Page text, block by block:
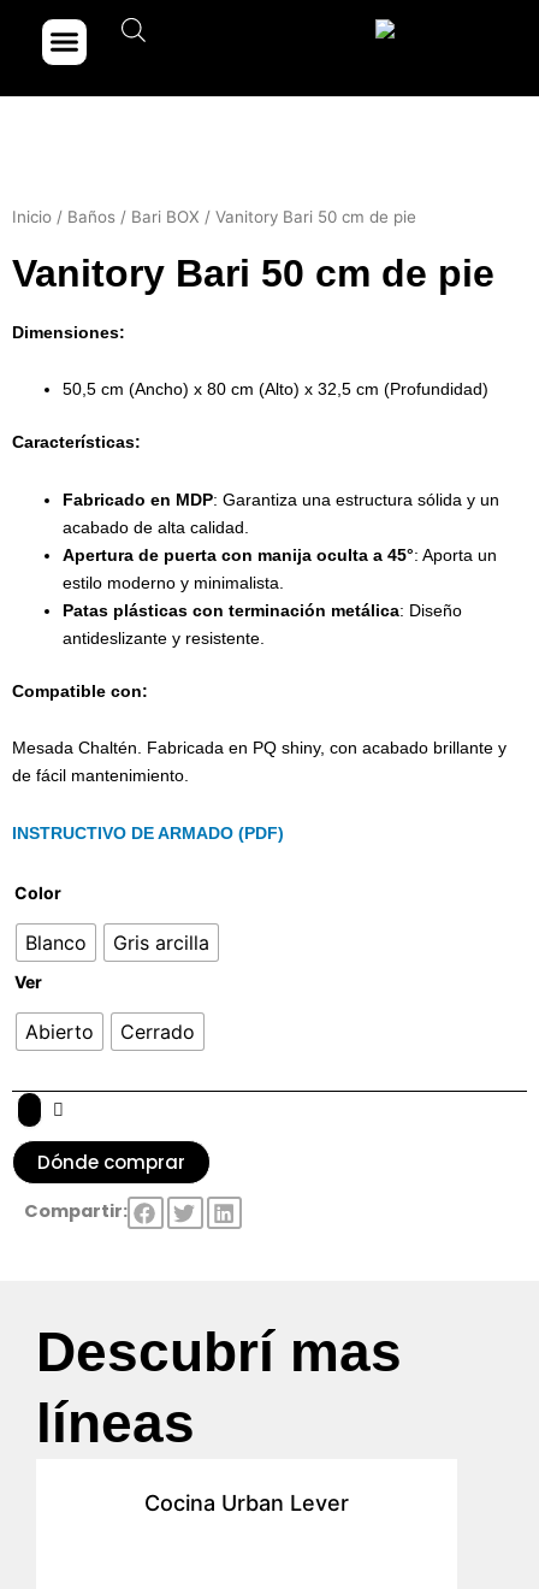
contenido
Menu
Inicio / Baños / Bari BOX / Vanitory Bari 50 cm de pie
Vanitory Bari 50 cm de pie
Dimensiones:
50,5 cm (Ancho) x 80 cm (Alto) x 32,5 cm (Profundidad)
Características:
Fabricado en MDP: Garantiza una estructura sólida y un
acabado de alta calidad.
Apertura de puerta con manija oculta a 45°: Aporta un
estilo moderno y minimalista.
Patas plásticas con terminación metálica: Diseño
antideslizante y resistente.
Compatible con:
Mesada Chaltén. Fabricada en PQ shiny, con acabado brillante y
de fácil mantenimiento.
INSTRUCTIVO DE ARMADO (PDF)
Color
Blanco Gris arcilla
Ver
Abierto Cerrado
Dónde comprar
Compartir:
Descubrí mas
líneas
Cocina Urban Lever